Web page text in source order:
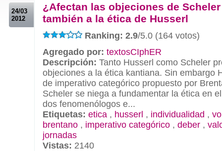
24/03
2012
¿Afectan las objeciones de
también a la ética de Husserl
Ranking: 2.9/5.0 (164 votos)
Agregado por: textosCIphER
Descripción: Tanto Husserl como Scheler
objeciones a la ética kantiana. Sin embargo
de imperativo categórico propuesto por
Scheler se niega a fundamentar la ética en
dos fenomenólogos e...
Etiquetas: etica , husserl , individualidad ,
brentano , imperativo categórico , deber ,
jornadas
Vistas: 2140